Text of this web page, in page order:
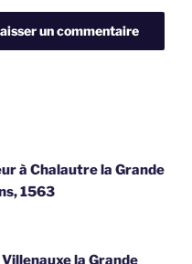
à Chalautre la Grande
1563
la Grande